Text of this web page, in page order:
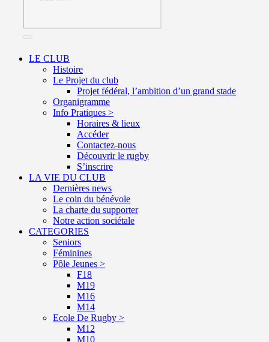
LE CLUB
Histoire
Le Projet du club
Projet fédéral, l’ambition d’un grand stade
Organigramme
Info Pratiques >
Horaires & lieux
Accéder
Contactez-nous
Découvrir le rugby
S’inscrire
LA VIE DU CLUB
Dernières news
Le coin du bénévole
La charte du supporter
Notre action sociétale
CATEGORIES
Seniors
Féminines
Pôle Jeunes >
F18
M19
M16
M14
Ecole De Rugby >
M12
M10